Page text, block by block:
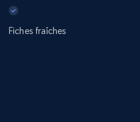
Fiches fraîches